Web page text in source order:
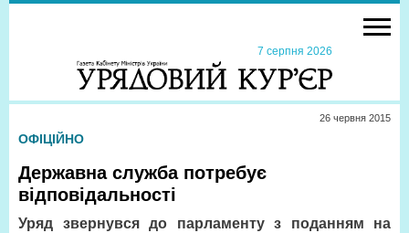
7 серпня 2026
26 червня 2015
ОФІЦІЙНО
Державна служба потребує
відповідальності
Уряд звернувся до парламенту з поданням на